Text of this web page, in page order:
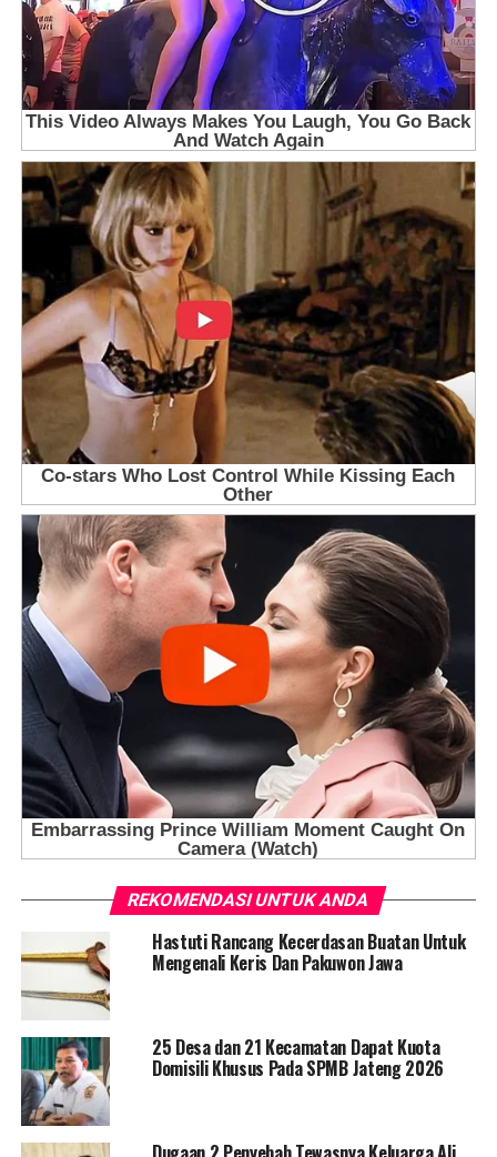
REKOMENDASI UNTUK ANDA
Hastuti Rancang Kecerdasan Buatan Untuk
Mengenali Keris Dan Pakuwon Jawa
25 Desa dan 21 Kecamatan Dapat Kuota
Domisili Khusus Pada SPMB Jateng 2026